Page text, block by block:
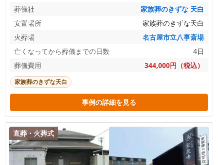
葬儀社
家族葬のきずな 天白
安置場所
家族葬のきずな天白
火葬場
名古屋市立八事斎場
亡くなってから葬儀までの日数
4日
葬儀費用
344,000円（税込）
家族葬のきずな天白
事例の詳細を見る
直葬・火葬式